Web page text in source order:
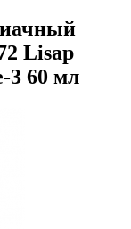
Lisap
3 60 мл